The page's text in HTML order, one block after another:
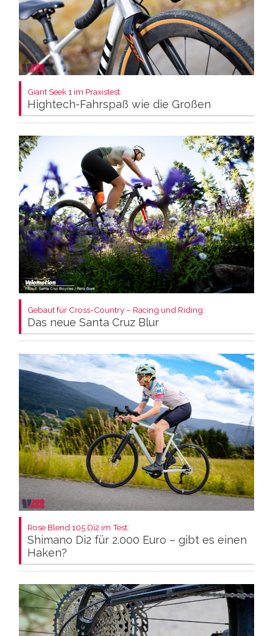
Giant Seek 1 im Praxistest:
Hightech-Fahrspaß wie die Großen
Gebaut für Cross-Country – Racing und Riding:
Das neue Santa Cruz Blur
Rose Blend 105 Di2 im Test:
Shimano Di2 für 2.000 Euro – gibt es einen
Haken?